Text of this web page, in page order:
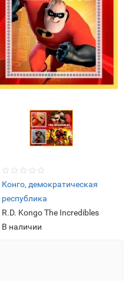
Конго, демократическая
республика
R.D. Kongo The Incredibles
В наличии